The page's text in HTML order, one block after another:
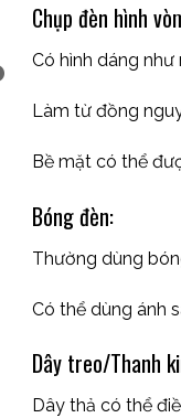
Chụp đèn hình
Có hình dáng
Làm từ đồng
Bề mặt có thể
Bóng đèn:
Thường dùng
Có thể dùng ánh
Dây treo/Thanh
Dây thả có thể